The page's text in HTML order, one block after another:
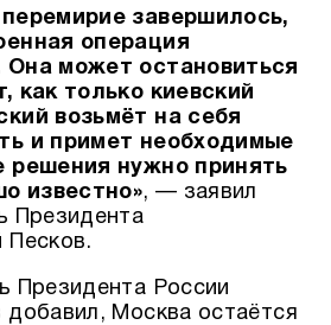
завершилось,
операция
может остановиться
как только киевский
возьмёт на себя
и примет необходимые
решения нужно принять
известно», — заявил
Президента
Песков.
Президента России
Москва остаётся